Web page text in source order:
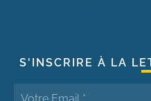
S'INSCRIRE À LA